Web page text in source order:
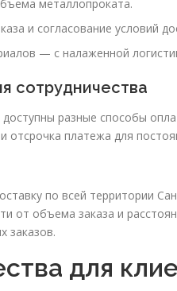
металлопроката.
и согласование условий
— с налаженной
сотрудничества
разные способы
отсрочка платежа для
по всей территории
от объема заказа и
заказов.
для